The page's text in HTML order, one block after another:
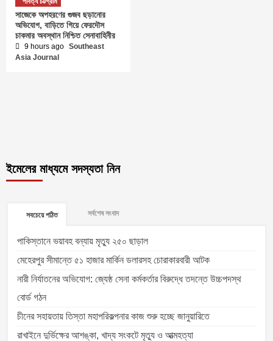
সাজেকে অপহরণের গুজব ছড়ানোর
অভিযোগ, বাড়িতে গিয়ে ফেরদৌস
চাকমার অবস্থান নিশ্চিত সেনাবাহিনীর
9 hours ago Southeast
Asia Journal
ইমেলের মাধ্যমে সদস্যতা নিন
সবচেয়ে পঠিত সর্বশেষ সংবাদ
পাকিস্তানে ভয়াবহ বন্যায় মৃত্যু ২৫০ ছাড়াল
মেহেরপুর সীমান্তে ৫১ হাজার মার্কিন ডলারসহ চোরাকারবারী আটক
নারী নির্যাতনের অভিযোগ: জ্যেষ্ঠ সেনা কর্মকর্তার বিরুদ্ধে তদন্তে উচ্চপদস্থ
বোর্ড গঠন
চীনের সহায়তায় তিস্তা মহাপরিকল্পনার কাজ শুরু হচ্ছে জানুয়ারিতে
রাখাইনে দুর্ভিক্ষের আশঙ্কা, খাদ্য সংকটে মৃত্যু ও আত্মহত্যা